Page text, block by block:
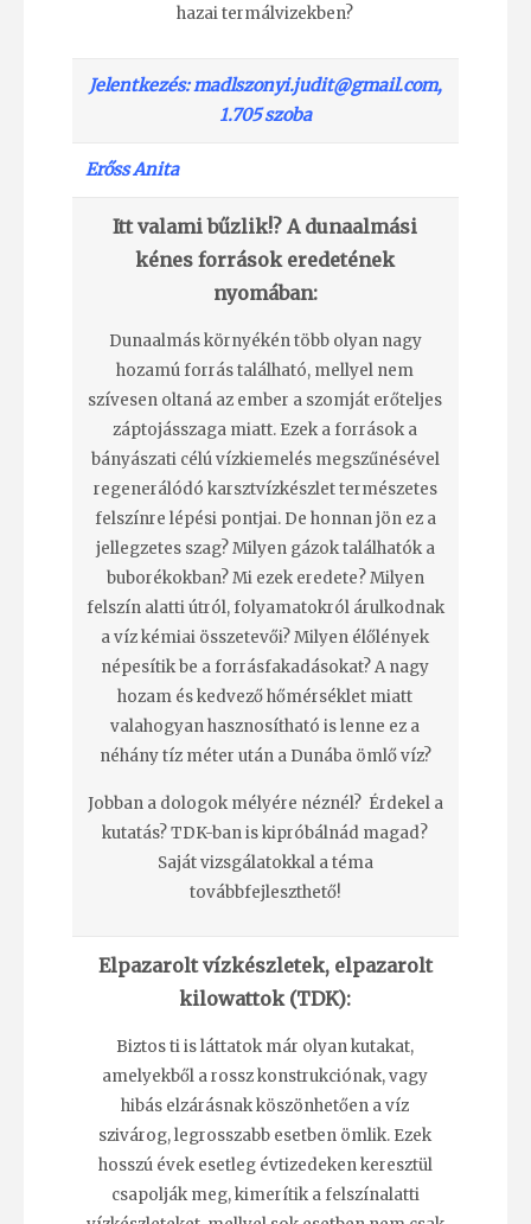
hazai termálvizekben?
Jelentkezés: madlszonyi.judit@gmail.com,
1.705 szoba
Erőss Anita
Itt valami bűzlik!? A dunaalmási
kénes források eredetének
nyomában:
Dunaalmás környékén több olyan nagy
hozamú forrás található, mellyel nem
szívesen oltaná az ember a szomját erőteljes
záptojásszaga miatt. Ezek a források a
bányászati célú vízkiemelés megszűnésével
regenerálódó karsztvízkészlet természetes
felszínre lépési pontjai. De honnan jön ez a
jellegzetes szag? Milyen gázok találhatók a
buborékokban? Mi ezek eredete? Milyen
felszín alatti útról, folyamatokról árulkodnak
a víz kémiai összetevői? Milyen élőlények
népesítik be a forrásfakadásokat? A nagy
hozam és kedvező hőmérséklet miatt
valahogyan hasznosítható is lenne ez a
néhány tíz méter után a Dunába ömlő víz?
Jobban a dologok mélyére néznél? Érdekel a
kutatás? TDK-ban is kipróbálnád magad?
Saját vizsgálatokkal a téma
továbbfejleszthető!
Elpazarolt vízkészletek, elpazarolt
kilowattok (TDK):
Biztos ti is láttatok már olyan kutakat,
amelyekből a rossz konstrukciónak, vagy
hibás elzárásnak köszönhetően a víz
szivárog, legrosszabb esetben ömlik. Ezek
hosszú évek esetleg évtizedeken keresztül
csapolják meg, kimerítik a felszínalatti